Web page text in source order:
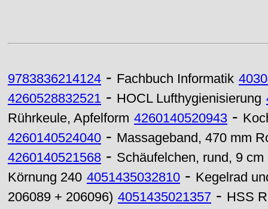
9783836214124 - Fachbuch Informatik
4260528832521 - HOCL Lufthygienisierung
Rührkeule, Apfelform 4260140520943 -
4260140524040 - Massageband, 470 mm
4260140521568 - Schäufelchen, rund, 9 cm
Körnung 240 4051435032810 - Kegelrad
206089 + 206096) 4051435021357 - HSS